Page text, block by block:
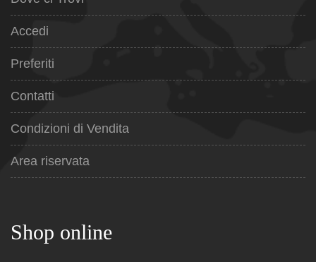
Accedi
Preferiti
Contatti
Condizioni di Vendita
Area riservata
Shop online